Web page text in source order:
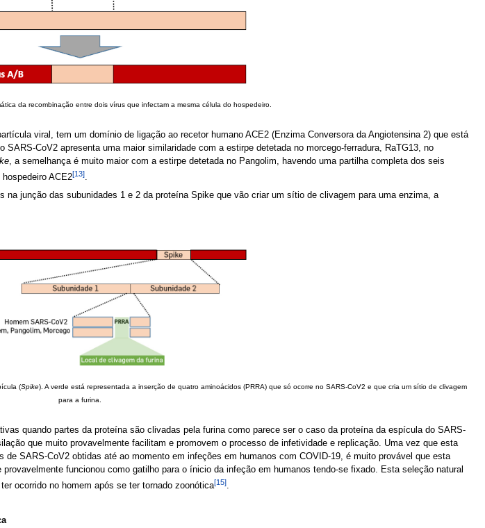
da recombinação entre dois vírus que infectam a mesma célula do hospedeiro.
viral, tem um domínio de ligação ao recetor humano ACE2 (Enzima Conversora da Angiotensina 2) que está
CoV2 apresenta uma maior similaridade com a estirpe detetada no morcego-ferradura, RaTG13, no
, a semelhança é muito maior com a estirpe detetada no Pangolim, havendo uma partilha completa dos seis
ACE2[13].
junção das subunidades 1 e 2 da proteína Spike que vão criar um sítio de clivagem para uma enzima, a
(Spike). A verde está representada a inserção de quatro aminoácidos (PRRA) que só ocorre no SARS-CoV2 e que cria um sítio de clivagem
para a furina.
quando partes da proteína são clivadas pela furina como parece ser o caso da proteína da espícula do SARS-
que muito provavelmente facilitam e promovem o processo de infetividade e replicação. Uma vez que esta
SARS-CoV2 obtidas até ao momento em infeções em humanos com COVID-19, é muito provável que esta
funcionou como gatilho para o ínicio da infeção em humanos tendo-se fixado. Esta seleção natural
ocorrido no homem após se ter tornado zoonótica[15].